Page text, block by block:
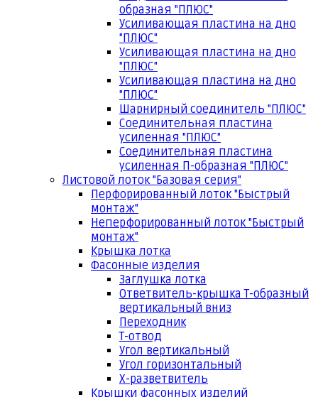
образная "ПЛЮС"
Усиливающая пластина на дно
"ПЛЮС"
Усиливающая пластина на дно
"ПЛЮС"
Усиливающая пластина на дно
"ПЛЮС"
Шарнирный соединитель "ПЛЮС"
Соединительная пластина
усиленная "ПЛЮС"
Соединительная пластина
усиленная П-образная "ПЛЮС"
Листовой лоток "Базовая серия"
Перфорированный лоток "Быстрый
монтаж"
Неперфорированный лоток "Быстрый
монтаж"
Крышка лотка
Фасонные изделия
Заглушка лотка
Ответвитель-крышка Т-образный
вертикальный вниз
Переходник
Т-отвод
Угол вертикальный
Угол горизонтальный
Х-разветвитель
Крышки фасонных изделий